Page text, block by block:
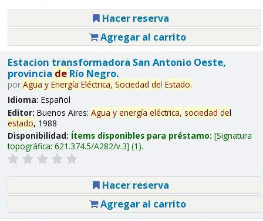
Hacer reserva
Agregar al carrito
Estacion transformadora San Antonio Oeste,
provincia deRío Negro.
por Agua y Energía Eléctrica, Sociedad del Estado.
Idioma: Español
Editor: Buenos Aires: Agua y energía eléctrica, sociedad del
estado, 1988
Disponibilidad: Ítems disponibles para préstamo: Signatura
topográfica: 621.374.5/A282/v.3 (1).
Hacer reserva
Agregar al carrito